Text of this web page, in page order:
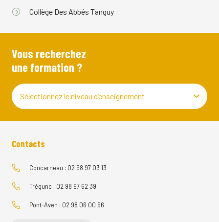
Collège Des Abbés Tanguy
Vous recherchez
une formation ?
Sélectionnez le niveau d’enseignement
Contacts
Concarneau : 02 98 97 03 13
Trégunc : 02 98 97 62 39
Pont-Aven : 02 98 06 00 66